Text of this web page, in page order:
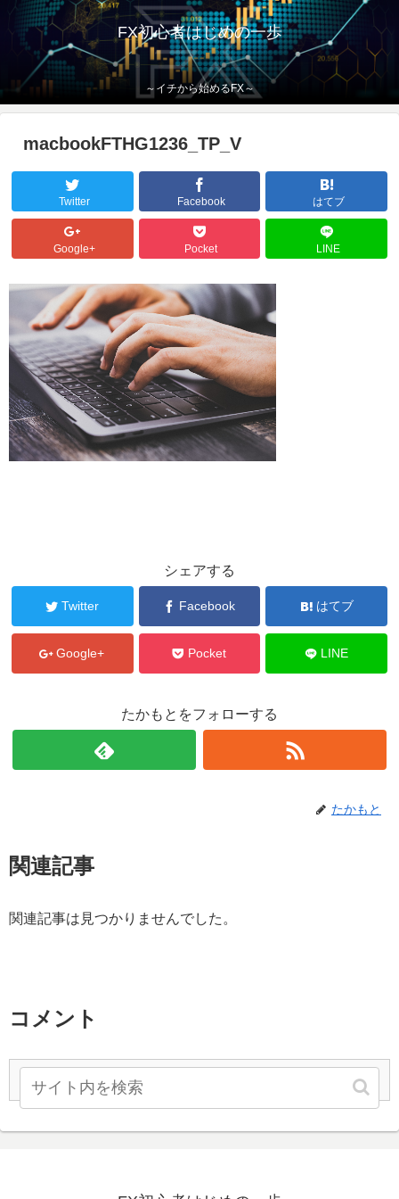
FX初心者はじめの一歩
～イチから始めるFX～
macbookFTHG1236_TP_V
Twitter Facebook はてブ
Google+ Pocket LINE
シェアする
Twitter Facebook はてブ
Google+ Pocket LINE
たかもとをフォローする
たかもと
関連記事
関連記事は見つかりませんでした。
コメント
コメントを書き込む